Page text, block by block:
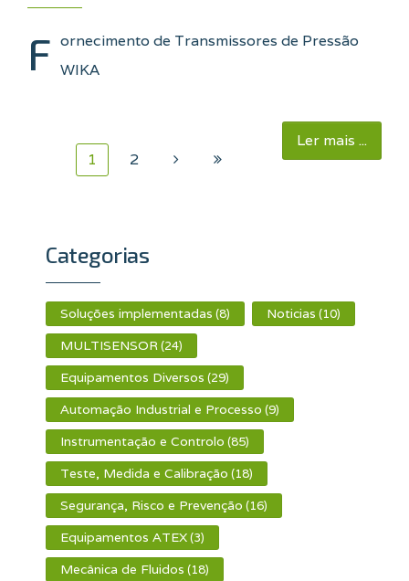
F ornecimento de Transmissores de Pressão
WIKA
Ler mais ...
1
2
Categorias
Soluções implementadas (8) Noticias (10)
MULTISENSOR(24)
Equipamentos Diversos (29)
Automação Industrial e Processo (9)
Instrumentação e Controlo (85)
Teste, Medida e Calibração (18)
Segurança, Risco e Prevenção (16)
Equipamentos ATEX(3)
Mecânica de Fluidos (18)